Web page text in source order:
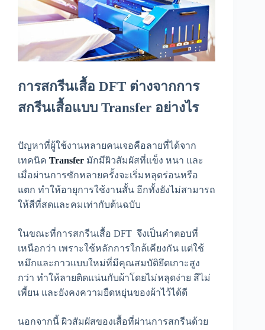
การสกรีนเสื้อ DFT ต่างจากการ
สกรีนเสื้อแบบ Transfer อย่างไร
ปัญหาที่ผู้ใช้งานหลายคนเจอคือลายที่ได้จาก
เทคนิค Transfer มักมีผิวสัมผัสที่แข็ง หนา และ
เมื่อผ่านการซักหลายครั้งจะเริ่มหลุดร่อนหรือ
แตก ทำให้อายุการใช้งานสั้น อีกทั้งยังไม่สามารถ
ให้สีที่สดและคมเท่ากับต้นฉบับ
ในขณะที่การสกรีนเสื้อ DFT จึงเป็นคำตอบที่
เหนือกว่า เพราะใช้หลักการใกล้เคียงกัน แต่ใช้
หมึกและกาวแบบใหม่ที่มีคุณสมบัติยึดเกาะสูง
กว่า ทำให้ลายติดแน่นกับผ้าโดยไม่หลุดง่าย สีไม่
เพี้ยน และยังคงความยืดหยุ่นของผ้าไว้ได้ดี
นอกจากนี้ ผิวสัมผัสของเสื้อที่ผ่านการสกรีนด้วย